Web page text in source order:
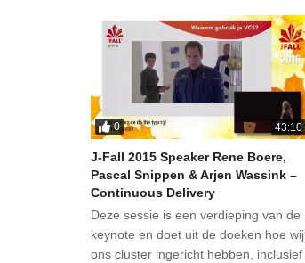
0 43:10
J-Fall 2015 Speaker Rene Boere,
Pascal Snippen & Arjen Wassink –
Continuous Delivery
Deze sessie is een verdieping van de
keynote en doet uit de doeken hoe wij
ons cluster ingericht hebben, inclusief